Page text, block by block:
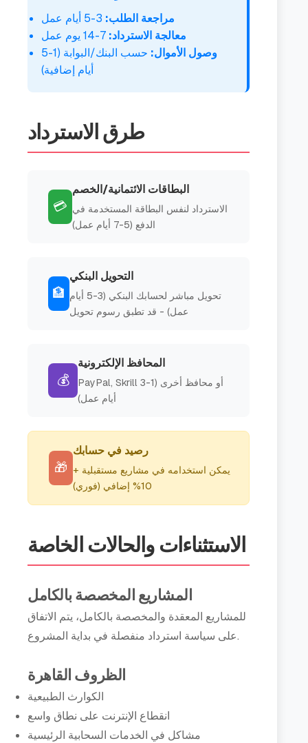
مراجعة الطلب:
معالجة الاسترداد:
وصول الأموال:
حسب البنك/البوابة (1-5
أيام إضافية)
طرق الاسترداد
💳
البطاقات الائتمانية/الخصم
الاسترداد لنفس البطاقة المستخدمة في
الدفع (5-7 أيام عمل)
🏦
التحويل البنكي
تحويل مباشر لحسابك البنكي (3-5 أيام
عمل) - قد تطبق رسوم تحويل
💰
المحافظ الإلكترونية
PayPal, Skrill أو محافظ أخرى (1-3
أيام عمل)
🎁
رصيد في حسابك
يمكن استخدامه في مشاريع مستقبلية +
10% إضافي (فوري)
الاستثناءات والحالات الخاصة
المشاريع المخصصة بالكامل
للمشاريع المعقدة والمخصصة بالكامل، يتم الاتفاق
على سياسة استرداد منفصلة في بداية المشروع.
الظروف القاهرة
الكوارث الطبيعية
انقطاع الإنترنت على نطاق واسع
مشاكل في الخدمات السحابية الرئيسية